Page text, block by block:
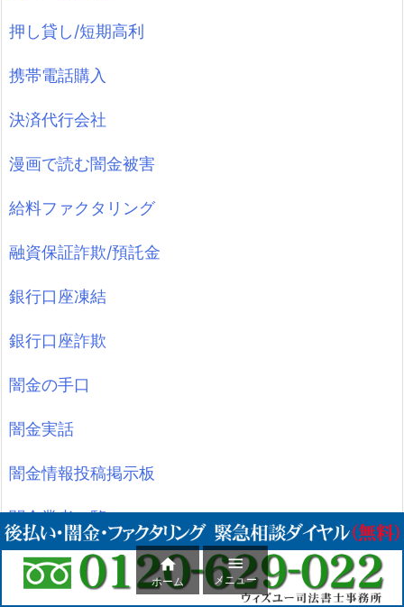
押し貸し/短期高利
携帯電話購入
決済代行会社
漫画で読む闇金被害
給料ファクタリング
融資保証詐欺/預託金
銀行口座凍結
銀行口座詐欺
闇金の手口
闇金実話
闇金情報投稿掲示板
闇金業者一覧
闇金業者電話番号 
ホーム

メニュー